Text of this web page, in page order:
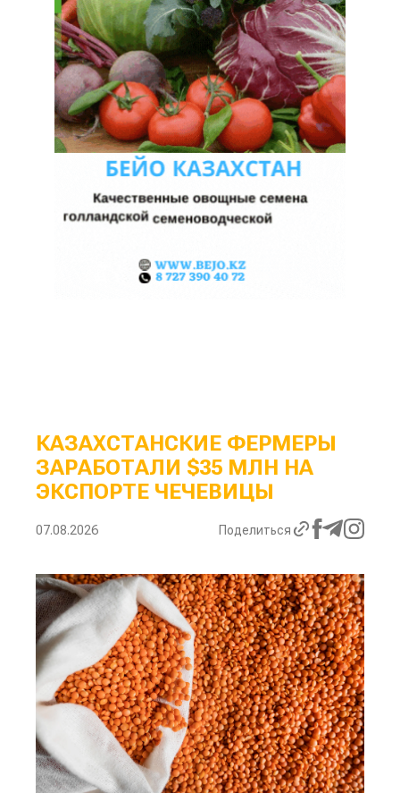
КАЗАХСТАНСКИЕ ФЕРМЕРЫ
ЗАРАБОТАЛИ $35 МЛН НА
ЭКСПОРТЕ ЧЕЧЕВИЦЫ
07.08.2026 Поделиться